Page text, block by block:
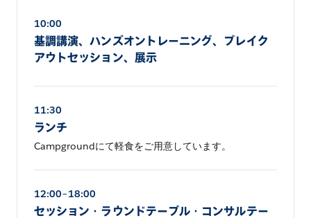
10:00
基調講演、ハンズオントレーニング、ブレイク
アウトセッション、展示
11:30
ランチ
Campgroundにて軽食をご用意しています。
12:00–18:00
セッション・ラウンドテーブル・コンサルテー